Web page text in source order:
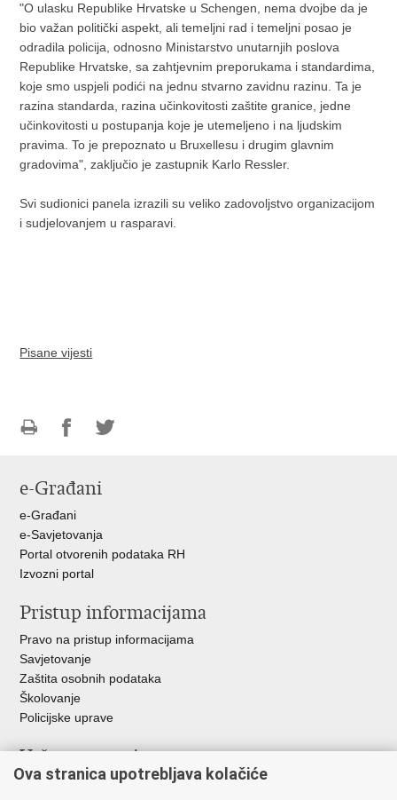
"O ulasku Republike Hrvatske u Schengen, nema dvojbe da je
bio važan politički aspekt, ali temeljni rad i temeljni posao je
odradila policija, odnosno Ministarstvo unutarnjih poslova
Republike Hrvatske, sa zahtjevnim preporukama i standardima,
koje smo uspjeli podići na jednu stvarno zavidnu razinu. Ta je
razina standarda, razina učinkovitosti zaštite granice, jedne
učinkovitosti u postupanja koje je utemeljeno i na ljudskim
pravima. To je prepoznato u Bruxellesu i drugim glavnim
gradovima", zaključio je zastupnik Karlo Ressler.
Svi sudionici panela izrazili su veliko zadovoljstvo organizacijom
i sudjelovanjem u rasparavi.
Pisane vijesti
FacebookuTwitteru
e-Građani
e-Građani
e-Savjetovanja
Portal otvorenih podataka RH
Izvozni portal
Pristup informacijama
Pravo na pristup informacijama
Savjetovanje
Zaštita osobnih podataka
Školovanje
Policijske uprave
Važne poveznice
Ministarstvo unutarnjih poslova
Ova stranica upotrebljava kolačiće